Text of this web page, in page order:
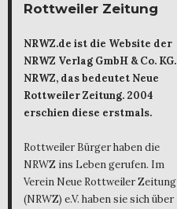
Rottweiler Zeitung
NRWZ.de ist die Website der
NRWZ Verlag GmbH & Co. KG.
NRWZ, das bedeutet Neue
Rottweiler Zeitung. 2004
erschien diese erstmals.
Rottweiler Bürger haben die
NRWZ ins Leben gerufen. Im
Verein Neue Rottweiler Zeitung
(NRWZ) e.V. haben sie sich über